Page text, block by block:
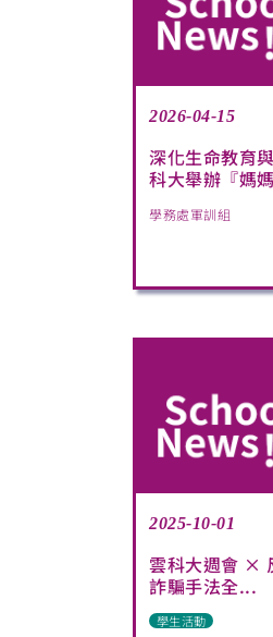
2026-04-15
深化生命教育
科大舉辦『媽
學務處軍訓組
2025-10-01
雲科大週會 ×
詐騙手法全...
學生活動